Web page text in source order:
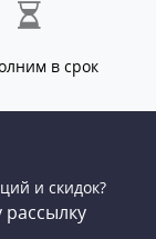
в срок
и скидок?